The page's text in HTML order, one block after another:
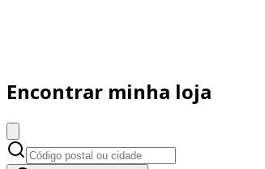
Encontrar minha loja